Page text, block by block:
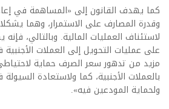
كما يهدف القانون إلى «المساهمة في
وقدرة المصارف على الاستمرار، وهما
لاستئناف العمليات المالية. وبالتالي،
على عمليات التحويل إلى العملات
مزيد من تدهور سعر الصرف حماية
بالعملات الأجنبية، كما ولاستعادة
ولحماية المودعين فيه».